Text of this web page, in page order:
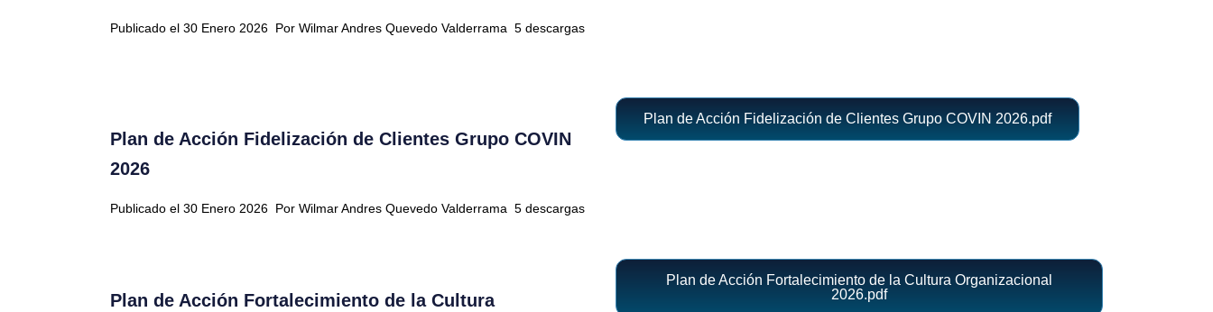
Publicado el 30 Enero 2026 Por Wilmar Andres Quevedo Valderrama 5 descargas
Plan de Acción Fidelización de Clientes Grupo COVIN
2026
Publicado el 30 Enero 2026 Por Wilmar Andres Quevedo Valderrama 5 descargas
Plan de Acción Fidelización de Clientes Grupo COVIN 2026.pdf
Plan de Acción Fortalecimiento de la Cultura
Plan de Acción Fortalecimiento de la Cultura Organizacional
2026.pdf